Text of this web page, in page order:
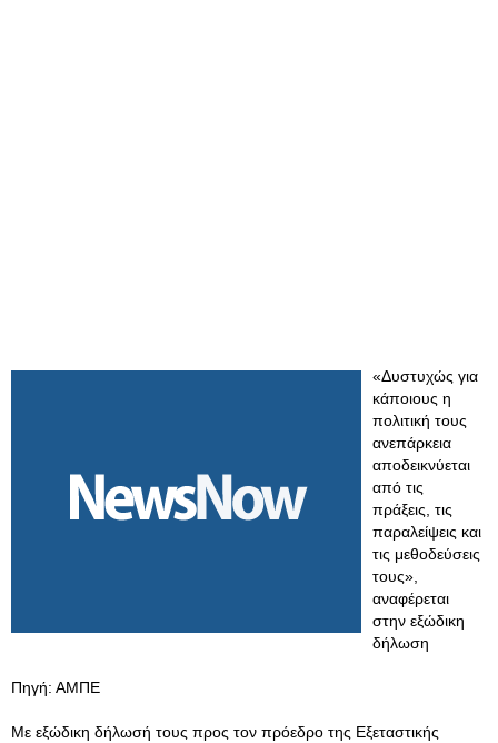
«Δυστυχώς για
κάποιους η
πολιτική τους
ανεπάρκεια
αποδεικνύεται
από τις
πράξεις, τις
παραλείψεις και
τις μεθοδεύσεις
τους»,
αναφέρεται
στην εξώδικη
δήλωση
Πηγή: ΑΜΠΕ
Με εξώδικη δήλωσή τους προς τον πρόεδρο της Εξεταστικής